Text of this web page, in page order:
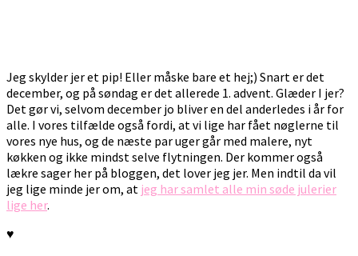
Jeg skylder jer et pip! Eller måske bare et hej;) Snart er det
december, og på søndag er det allerede 1. advent. Glæder I jer?
Det gør vi, selvom december jo bliver en del anderledes i år for
alle. I vores tilfælde også fordi, at vi lige har fået nøglerne til
vores nye hus, og de næste par uger går med malere, nyt
køkken og ikke mindst selve flytningen. Der kommer også
lækre sager her på bloggen, det lover jeg jer. Men indtil da vil
jeg lige minde jer om, at jeg har samlet alle min søde julerier
lige her.
♥